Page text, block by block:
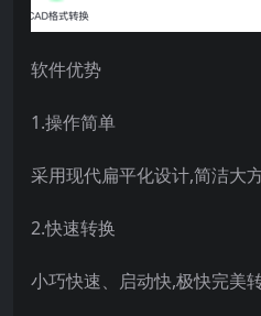
软件优势
1.操作简单
采用现代扁平化设计,简洁大
2.快速转换
小巧快速、启动快,极快完美